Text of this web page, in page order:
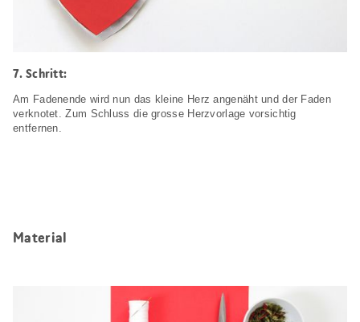
Schritt:
Am Fadenende wird nun das kleine Herz angenäht und der Faden
verknotet. Zum Schluss die grosse Herzvorlage vorsichtig
entfernen.
Material